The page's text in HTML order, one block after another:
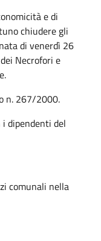
e di
chiudere gli
di venerdì 26
Necrofori e
n. 267/2000.
i dipendenti del
comunali nella